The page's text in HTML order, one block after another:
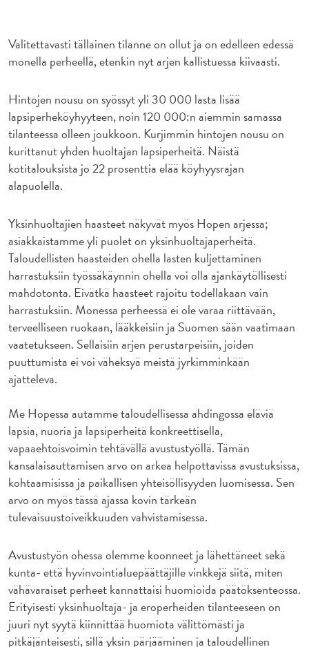
Valitettavasti tällainen tilanne on ollut ja on edelleen edessä
monella perheellä, etenkin nyt arjen kallistuessa kiivaasti.
Hintojen nousu on syössyt yli 30 000 lasta lisää
lapsiperheköyhyyteen, noin 120 000:n aiemmin samassa
tilanteessa olleen joukkoon. Kurjimmin hintojen nousu on
kurittanut yhden huoltajan lapsiperheitä. Näistä
kotitalouksista jo 22 prosenttia elää köyhyysrajan
alapuolella.
Yksinhuoltajien haasteet näkyvät myös Hopen arjessa;
asiakkaistamme yli puolet on yksinhuoltajaperheitä.
Taloudellisten haasteiden ohella lasten kuljettaminen
harrastuksiin työssäkäynnin ohella voi olla ajankäytöllisesti
mahdotonta. Eivätkä haasteet rajoitu todellakaan vain
harrastuksiin. Monessa perheessä ei ole varaa riittävään,
terveelliseen ruokaan, lääkkeisiin ja Suomen sään vaatimaan
vaatetukseen. Sellaisiin arjen perustarpeisiin, joiden
puuttumista ei voi väheksyä meistä jyrkimminkään
ajatteleva.
Me Hopessa autamme taloudellisessa ahdingossa eläviä
lapsia, nuoria ja lapsiperheitä konkreettisella,
vapaaehtoisvoimin tehtävällä avustustyöllä. Tämän
kansalaisauttamisen arvo on arkea helpottavissa avustuksissa,
kohtaamisissa ja paikallisen yhteisöllisyyden luomisessa. Sen
arvo on myös tässä ajassa kovin tärkeän
tulevaisuustoiveikkuuden vahvistamisessa.
Avustustyön ohessa olemme koonneet ja lähettäneet sekä
kunta- että hyvinvointialuepäättäjille vinkkejä siitä, miten
vähävaraiset perheet kannattaisi huomioida päätöksenteossa.
Erityisesti yksinhuoltaja- ja eroperheiden tilanteeseen on
juuri nyt syytä kiinnittää huomiota välittömästi ja
pitkäjänteisesti, sillä yksin pärjääminen ja taloudellinen